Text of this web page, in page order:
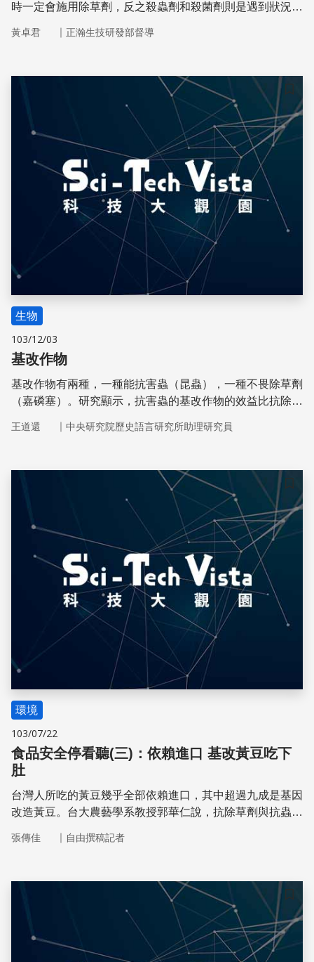
時一定會施用除草劑，反之殺蟲劑和殺菌劑則是遇到狀況時
黃卓君 ｜ 正瀚生技研發部督導
儲存
生物
103/12/03
基改作物
基改作物有兩種，一種能抗害蟲（昆蟲），一種不畏除草劑
（嘉磷塞）。研究顯示，抗害蟲的基改作物的效益比抗除草
發國家高。
王道還 ｜ 中央研究院歷史語言研究所助理研究員
儲存
環境
103/07/22
食品安全停看聽(三)：依賴進口 基改黃豆吃下
肚
台灣人所吃的黃豆幾乎全部依賴進口，其中超過九成是基因
改造黃豆。台大農藝學系教授郭華仁說，抗除草劑與抗蟲的
證據顯示，食用基改作物會增加腫瘤發生的機率。消費者最
可間接鼓勵農夫多種植非基改有機作物
張傳佳 ｜ 自由撰稿記者
儲存